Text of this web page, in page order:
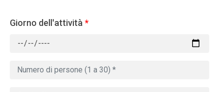
Giorno dell'attività *